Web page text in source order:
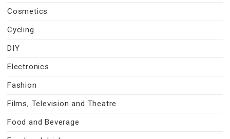
Cosmetics
Cycling
DIY
Electronics
Fashion
Films, Television and Theatre
Food and Beverage